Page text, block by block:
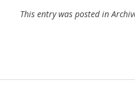
This entry was posted in